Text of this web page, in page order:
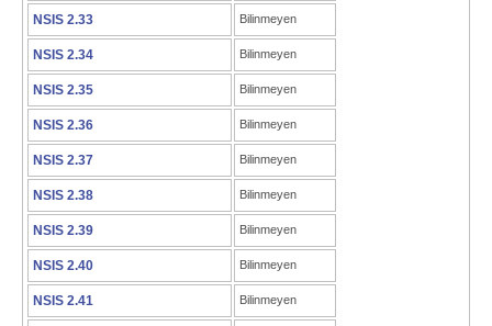
NSIS 2.33 Bilinmeyen
NSIS 2.34 Bilinmeyen
NSIS 2.35 Bilinmeyen
NSIS 2.36 Bilinmeyen
NSIS 2.37 Bilinmeyen
NSIS 2.38 Bilinmeyen
NSIS 2.39 Bilinmeyen
NSIS 2.40 Bilinmeyen
NSIS 2.41 Bilinmeyen